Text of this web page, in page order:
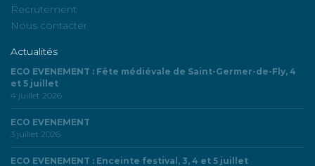
Recrutement
Nous contacter
Actualités
ECO EVENEMENT : Fête médiévale de Saint-Germer-de-Fly, 4
et 5 juillet
4 juillet 2026
ECO EVENEMENT
3 juillet 2026
ECO EVENEMENT : Enceinte festival, 3, 4 et 5 juillet